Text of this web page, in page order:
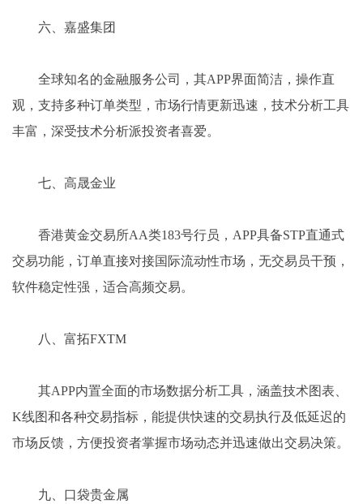
六、嘉盛集团
全球知名的金融服务公司，其APP界面简洁，操作直
观，支持多种订单类型，市场行情更新迅速，技术分析工具
丰富，深受技术分析派投资者喜爱。
七、高晟金业
香港黄金交易所AA类183号行员，APP具备STP直通式
交易功能，订单直接对接国际流动性市场，无交易员干预，
软件稳定性强，适合高频交易。
八、富拓FXTM
其APP内置全面的市场数据分析工具，涵盖技术图表、
K线图和各种交易指标，能提供快速的交易执行及低延迟的
市场反馈，方便投资者掌握市场动态并迅速做出交易决策。
九、口袋贵金属